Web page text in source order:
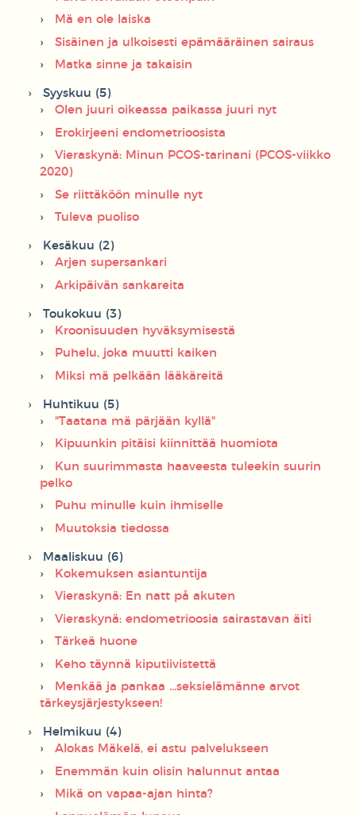
Mä en ole laiska
Sisäinen ja ulkoisesti epämääräinen sairaus
Matka sinne ja takaisin
Syyskuu (5)
Olen juuri oikeassa paikassa juuri nyt
Erokirjeeni endometrioosista
Vieraskynä: Minun PCOS-tarinani (PCOS-viikko
2020)
Se riittäköön minulle nyt
Tuleva puoliso
Kesäkuu (2)
Arjen supersankari
Arkipäivän sankareita
Toukokuu (3)
Kroonisuuden hyväksymisestä
Puhelu, joka muutti kaiken
Miksi mä pelkään lääkäreitä
Huhtikuu (5)
"Taatana mä pärjään kyllä"
Kipuunkin pitäisi kiinnittää huomiota
Kun suurimmasta haaveesta tuleekin suurin
pelko
Puhu minulle kuin ihmiselle
Muutoksia tiedossa
Maaliskuu (6)
Kokemuksen asiantuntija
Vieraskynä: En natt på akuten
Vieraskynä: endometrioosia sairastavan äiti
Tärkeä huone
Keho täynnä kiputiivistettä
Menkää ja pankaa ...seksielämänne arvot
tärkeysjärjestykseen!
Helmikuu (4)
Alokas Mäkelä, ei astu palvelukseen
Enemmän kuin olisin halunnut antaa
Mikä on vapaa-ajan hinta?